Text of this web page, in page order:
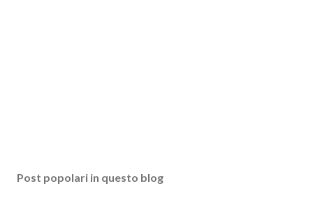
Post popolari in questo blog